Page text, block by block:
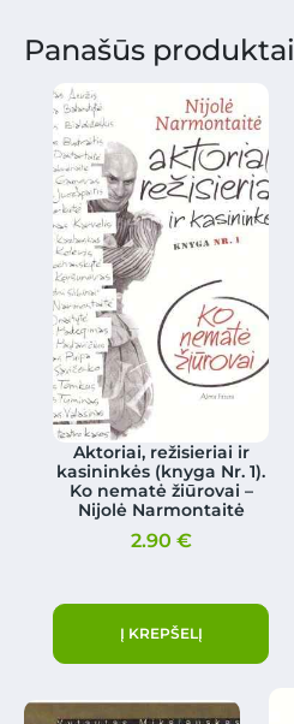
Panašūs produktai
Aktoriai, režisieriai ir
kasininkės (knyga Nr. 1).
Ko nematė žiūrovai –
Nijolė Narmontaitė
2.90 €
Į KREPŠELĮ